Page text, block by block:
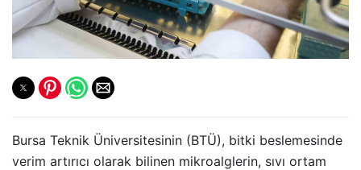
Bursa Teknik Üniversitesinin (BTÜ), bitki beslemesinde
verim artırıcı olarak bilinen mikroalglerin, sıvı ortam